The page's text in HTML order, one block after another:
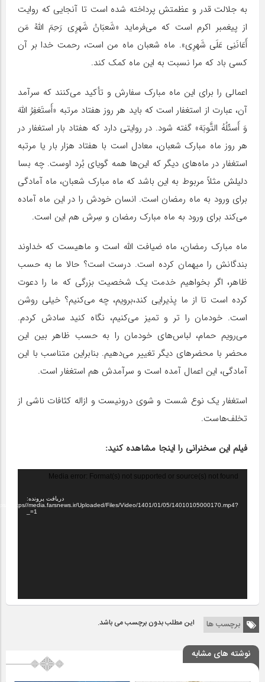
به جلالت قدر و عظمتش پرداخته شده است تا آنجایی که روایت
از پیغمبر اکرم است که می‌‎فرماید «شَعبَانُ شَهرِی رَحِمَ اللَّهُ مَن
أَعَانَنِی عَلَی شَهرِی». ماه شعبان ماه من است، رحمت خدا بر آن
کسی باد که مرا نسبت به این ماه کمک کند.
اعمالی را برای این ماه مبارک سفارش و تأکید می‌‎کنند که سرآمد
آن، عبارت از استغفار است که باید هر روز هفتاد مرتبه «أَستَغفِرُ اللَّهَ
وَ أَسئَلُهُ التَّوبَهَ» گفته شود. در روایتی دارد که هفتاد بار استغفار در
هر روز ماه مبارک شعبان، معادل است با هفتاد هزار بار یا مرتبه
استغفار در ماه‌های دیگر که این‌ها همه گویای بُرد اوست. چه بسا
دلیلش مثلاً مربوط به این باشد که ماه مبارک شعبان، ماه آمادگی
برای ورود به ماه رمضان است. انسان خودش را در این ماه آماده
می‎‌‌کند برای ورود به ماه مبارک رمضان و سِرش هم این است.
ماه مبارک رمضان، ماه ضیافت الله است و ماهیست که خداوند
بندگانش را میهمان کرده است. درست است؟ حالا ما به حسب
ظاهر، اگر بخواهیم خدمت یک شخصیت بزرگی که ما را دعوت
کرده است تا از ما پذیرایی کند،برویم، چه می‎‌‌کنیم؟ خیلی روشن
است. خودمان را تر و تمیز می‌‎کنیم، نگاه کنید سادش کردم.
می‌رویم حمام، لباس‌های خودمان را به حسب ظاهر بین این
محضر با محضرهای دیگر تغییر می‌دهیم. بنابراین متناسب با این
آمادگی، این اعمال آمده است و سرآمدش هم استغفار است.
استغفار یک نوع شست و شوی درونیست و ازاله کثافات ناشی از
تخلف‌هاست.
فیلم این سخنرانی را اینجا مشاهده کنید:
نمایشگر
Media error: Format(s) not supported or source(s) not found
دریافت پرونده:
https//media.farsnews.ir/Uploaded/Files/Video/1401/01/05/14010105000170.mp4?
_=1
برچسب ها این مطلب بدون برچسب می باشد.
نوشته های مشابه